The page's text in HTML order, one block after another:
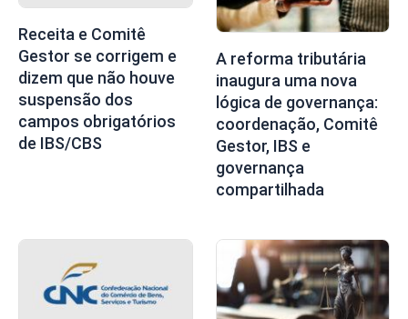
Receita e Comitê
Gestor se corrigem e
dizem que não houve
suspensão dos
campos obrigatórios
de IBS/CBS
A reforma tributária
inaugura uma nova
lógica de governança:
coordenação, Comitê
Gestor, IBS e
governança
compartilhada